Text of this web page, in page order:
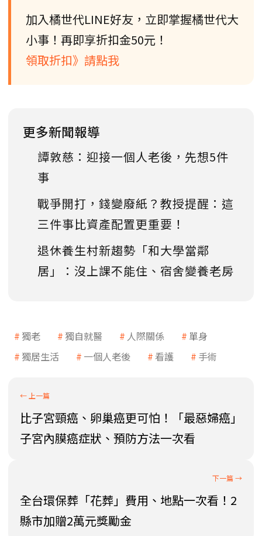
加入橘世代LINE好友，立即掌握橘世代大
小事！再即享折扣金50元！
領取折扣》請點我
更多新聞報導
譚敦慈：迎接一個人老後，先想5件
事
戰爭開打，錢變廢紙？教授提醒：這
三件事比資產配置更重要！
退休養生村新趨勢「和大學當鄰
居」：沒上課不能住、宿舍變養老房
獨老 獨自就醫 人際關係
單身
獨居生活
一個人老後 看護 手術
比子宮頸癌、卵巢癌更可怕！「最惡婦癌」
子宮內膜癌症狀、預防方法一次看
全台環保葬「花葬」費用、地點一次看！2
縣市加贈2萬元獎勵金